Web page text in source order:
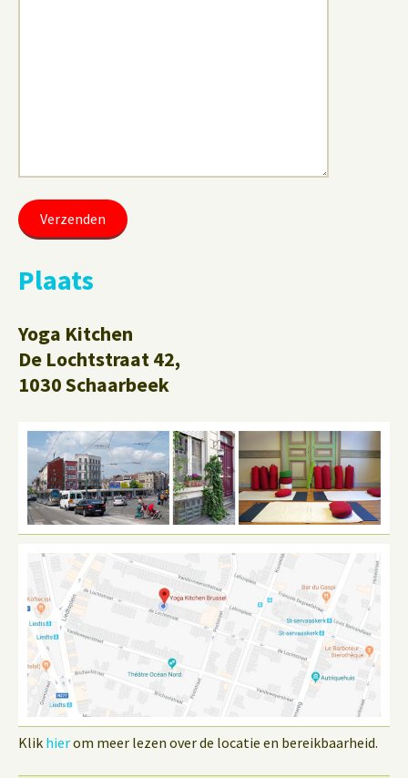
Plaats
Yoga Kitchen
De Lochtstraat 42,
1030 Schaarbeek
Klik hierom meer lezen over de locatie en bereikbaarheid.